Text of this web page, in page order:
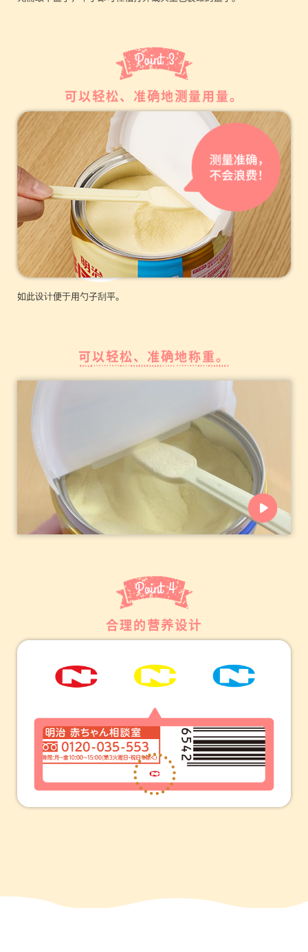
可以轻松、准确地测量用量。
如此设计便于用勺子刮平。
可以轻松、准确地称重。
合理的营养设计